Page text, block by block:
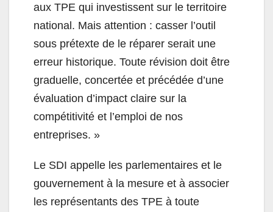
aux TPE qui investissent sur le territoire
national. Mais attention : casser l’outil
sous prétexte de le réparer serait une
erreur historique. Toute révision doit être
graduelle, concertée et précédée d’une
évaluation d’impact claire sur la
compétitivité et l’emploi de nos
entreprises. »
Le SDI appelle les parlementaires et le
gouvernement à la mesure et à associer
les représentants des TPE à toute